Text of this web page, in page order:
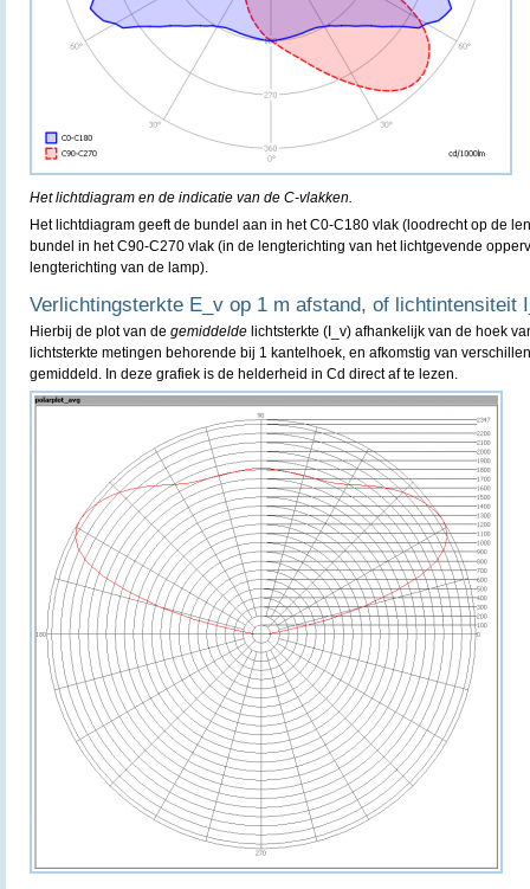
Het lichtdiagram en de indicatie van de C-vlakken.
Het lichtdiagram geeft de bundel aan in het C0-C180 vlak (loodrecht op de
bundel in het C90-C270 vlak (in de lengterichting van het lichtgevende
lengterichting van de lamp).
Verlichtingsterkte E_v op 1 m afstand, of lichtintensiteit
Hierbij de plot van de gemiddelde lichtsterkte (I_v) afhankelijk van de hoek
lichtsterkte metingen behorende bij 1 kantelhoek, en afkomstig van
gemiddeld. In deze grafiek is de helderheid in Cd direct af te lezen.